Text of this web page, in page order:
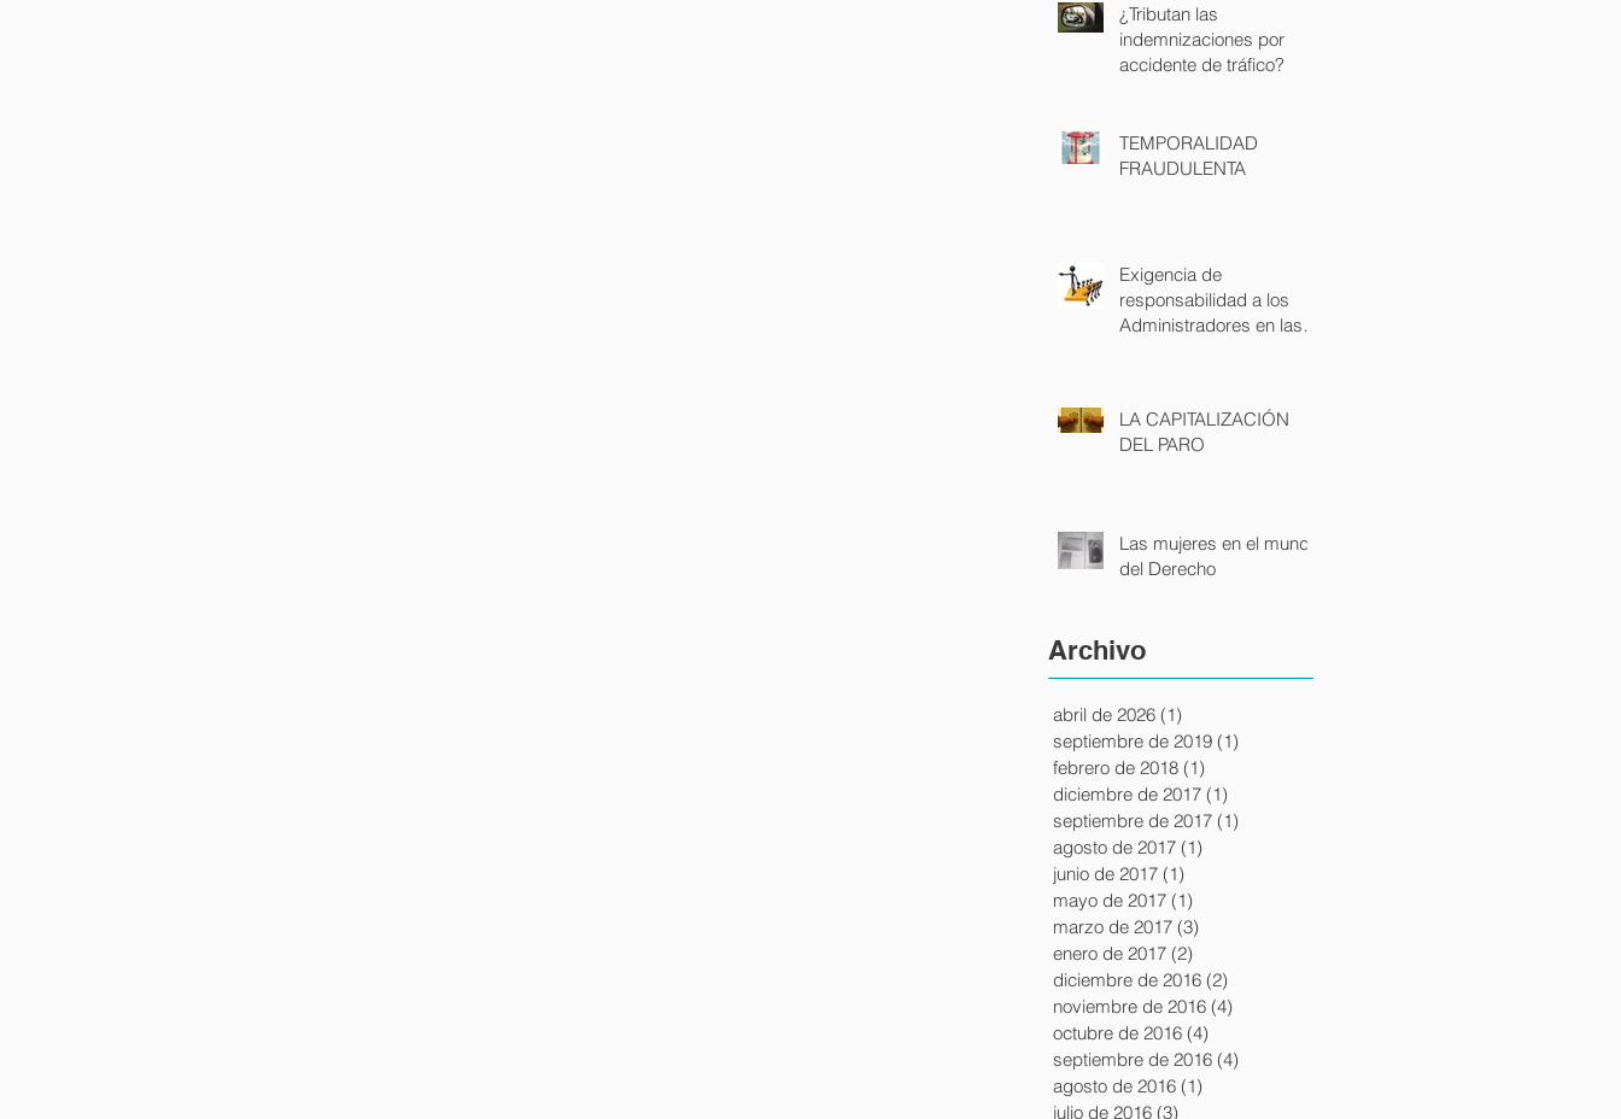
¿Tributan las
indemnizaciones por
accidente de tráfico?
TEMPORALIDAD
FRAUDULENTA
Exigencia de
responsabilidad a los
Administradores en las
LA CAPITALIZACIÓN
DEL PARO
Las mujeres en el mundo
del Derecho
Archivo
abril de 2026 (1)
septiembre de 2019 (1)
febrero de 2018 (1)
diciembre de 2017 (1)
septiembre de 2017 (1)
agosto de 2017 (1)
junio de 2017 (1)
mayo de 2017 (1)
marzo de 2017 (3)
enero de 2017 (2)
diciembre de 2016 (2)
noviembre de 2016 (4)
octubre de 2016 (4)
septiembre de 2016 (4)
agosto de 2016 (1)
julio de 2016 (3)